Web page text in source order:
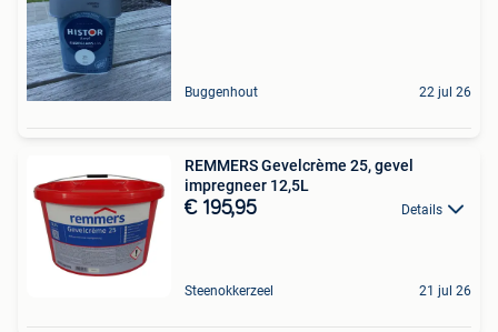
Buggenhout 22 jul 26
REMMERS Gevelcrème 25, gevel
impregneer 12,5L
€ 195,95 Details
Steenokkerzeel 21 jul 26